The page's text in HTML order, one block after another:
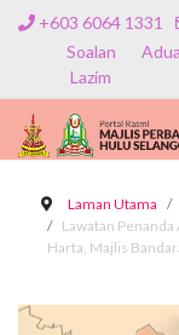
+603 6064 1331
Soalan
Lazim
Laman Utama
Lawatan
Harta, Majlis